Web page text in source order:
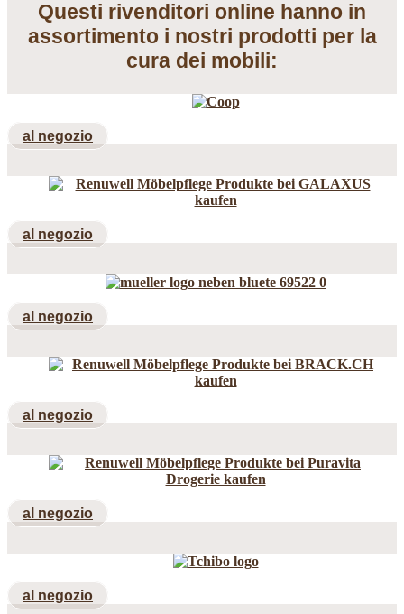
Questi rivenditori online hanno in
assortimento i nostri prodotti per la
cura dei mobili:
al negozio
al negozio
al negozio
al negozio
al negozio
al negozio